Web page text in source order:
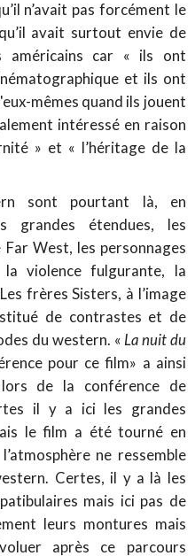
n’avait pas forcément le
avait surtout envie de
américains car « ils ont
et ils ont
mêmes quand ils jouent
intéressé en raison
» et « l’héritage de la
sont pourtant là, en
grandes étendues, les
West, les personnages
la violence fulgurante, la
frères Sisters, à l’image
de contrastes et de
du western. « La nuit du
pour ce film» a ainsi
lors de la conférence de
il y a ici les grandes
le film a été tourné en
ne ressemble
Certes, il y a là les
mais ici pas de
leurs montures mais
après ce parcours